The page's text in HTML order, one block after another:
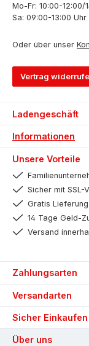
Mo-Fr: 10:00-12:00/
Sa: 09:00-13:00 Uhr
Oder über unser
Vertrag
Ladengeschäft
Informationen
Unsere Vorteile
Sicher mit SSL-
Gratis
14 Tage Geld-
Versand
Zahlungsarten
Versandarten
Sicher Einkaufen
Über uns